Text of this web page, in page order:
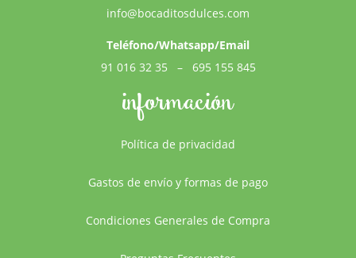
información
Política de privacidad
Gastos de envío y formas de pago
Condiciones Generales de Compra
info@bocaditosdulces.com
Teléfono/Whatsapp/Email
91 016 32 35
– 695 155 845